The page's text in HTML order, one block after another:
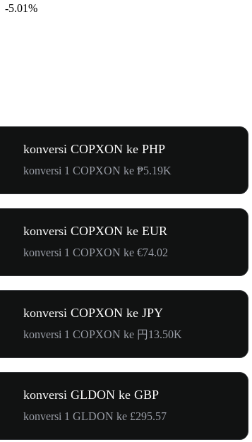
-5.01%
konversi COPXON ke PHP
konversi 1 COPXON ke ₱5.19K
konversi COPXON ke EUR
konversi 1 COPXON ke €74.02
konversi COPXON ke JPY
konversi 1 COPXON ke 円13.50K
konversi GLDON ke GBP
konversi 1 GLDON ke £295.57